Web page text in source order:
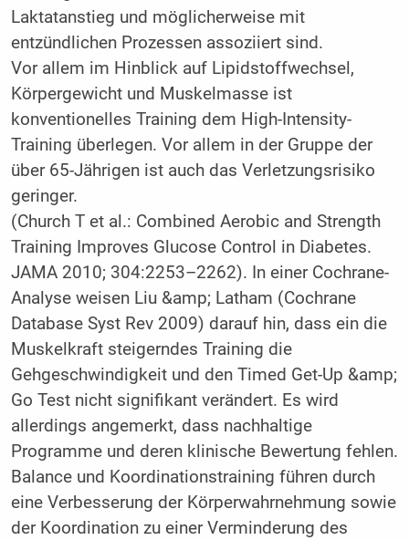
Laktatanstieg und möglicherweise mit
entzündlichen Prozessen assoziiert sind.
Vor allem im Hinblick auf Lipidstoffwechsel,
Körpergewicht und Muskelmasse ist
konventionelles Training dem High-Intensity-
Training überlegen. Vor allem in der Gruppe der
über 65-Jährigen ist auch das Verletzungsrisiko
geringer.
(Church T et al.: Combined Aerobic and Strength
Training Improves Glucose Control in Diabetes.
JAMA 2010; 304:2253–2262). In einer Cochrane-
Analyse weisen Liu &amp; Latham (Cochrane
Database Syst Rev 2009) darauf hin, dass ein die
Muskelkraft steigerndes Training die
Gehgeschwindigkeit und den Timed Get-Up &amp;
Go Test nicht signifikant verändert. Es wird
allerdings angemerkt, dass nachhaltige
Programme und deren klinische Bewertung fehlen.
Balance und Koordinationstraining führen durch
eine Verbesserung der Körperwahrnehmung sowie
der Koordination zu einer Verminderung des